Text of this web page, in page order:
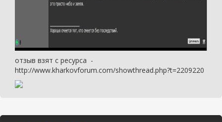
отзыв взят с ресурса -
http://www.kharkovforum.com/showthread.php?t=2209220